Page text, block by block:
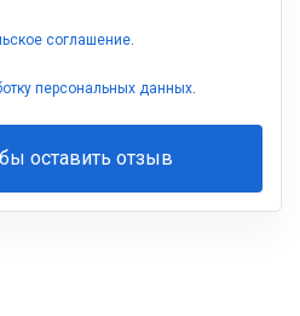
соглашение.
персональных данных.
оставить отзыв